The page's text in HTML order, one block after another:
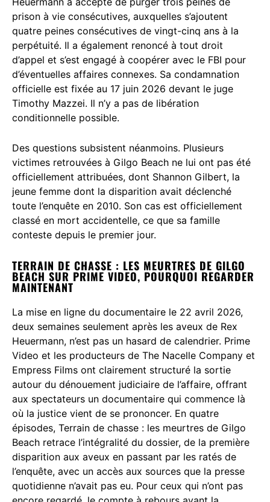
prison à vie consécutives, auxquelles s’ajoutent
quatre peines consécutives de vingt-cinq ans à la
perpétuité. Il a également renoncé à tout droit
d’appel et s’est engagé à coopérer avec le FBI pour
d’éventuelles affaires connexes. Sa condamnation
officielle est fixée au 17 juin 2026 devant le juge
Timothy Mazzei. Il n’y a pas de libération
conditionnelle possible.
Des questions subsistent néanmoins. Plusieurs
victimes retrouvées à Gilgo Beach ne lui ont pas été
officiellement attribuées, dont Shannon Gilbert, la
jeune femme dont la disparition avait déclenché
toute l’enquête en 2010. Son cas est officiellement
classé en mort accidentelle, ce que sa famille
conteste depuis le premier jour.
TERRAIN DE CHASSE : LES MEURTRES DE GILGO
BEACH SUR PRIME VIDEO, POURQUOI REGARDER
MAINTENANT
La mise en ligne du documentaire le 22 avril 2026,
deux semaines seulement après les aveux de Rex
Heuermann, n’est pas un hasard de calendrier. Prime
Video et les producteurs de The Nacelle Company et
Empress Films ont clairement structuré la sortie
autour du dénouement judiciaire de l’affaire, offrant
aux spectateurs un documentaire qui commence là
où la justice vient de se prononcer. En quatre
épisodes, Terrain de chasse : les meurtres de Gilgo
Beach retrace l’intégralité du dossier, de la première
disparition aux aveux en passant par les ratés de
l’enquête, avec un accès aux sources que la presse
quotidienne n’avait pas eu. Pour ceux qui n’ont pas